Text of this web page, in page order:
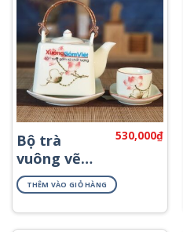
Bộ trà
vuông vẽ
hoa sen đỏ
ATV-01
530,000₫
THÊM VÀO GIỎ HÀNG